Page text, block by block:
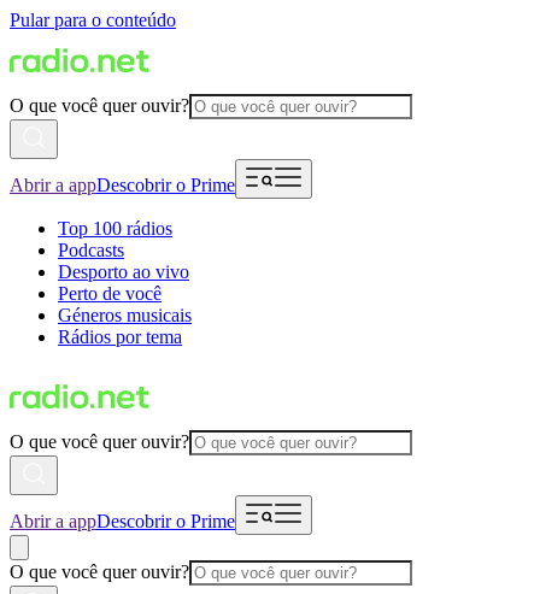
Pular para o conteúdo
O que você quer ouvir?
Abrir a appDescobrir o Prime
Top 100 rádios
Podcasts
Desporto ao vivo
Perto de você
Géneros musicais
Rádios por tema
O que você quer ouvir?
Abrir a appDescobrir o Prime
O que você quer ouvir?